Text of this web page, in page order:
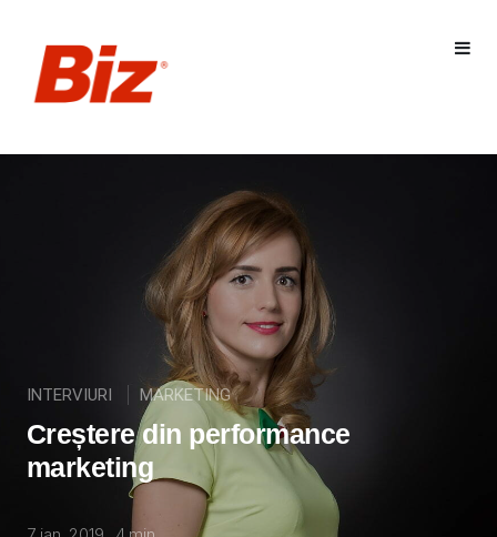
INTERVIURI MARKETING
Creștere din performance
marketing